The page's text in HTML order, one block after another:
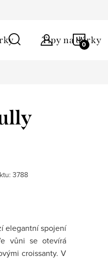
Tipy na dárky
3788
elegantní spojení
vůni se otevírá
croissanty. V